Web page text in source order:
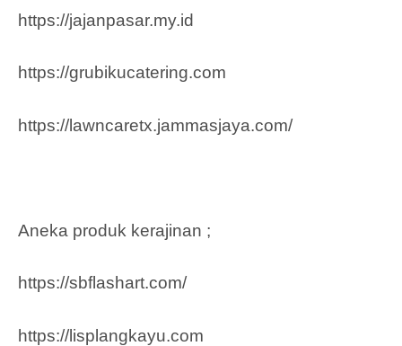
https://jajanpasar.my.id
https://grubikucatering.com
https://lawncaretx.jammasjaya.com/
Aneka produk kerajinan ;
https://sbflashart.com/
https://lisplangkayu.com